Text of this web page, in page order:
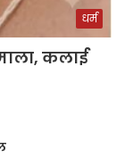
धर्म
कलाई